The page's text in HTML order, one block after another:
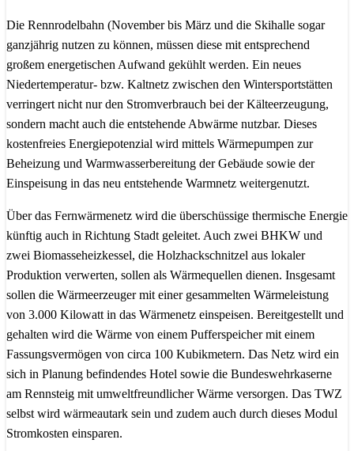
Die Rennrodelbahn (November bis März und die Skihalle sogar
ganzjährig nutzen zu können, müssen diese mit entsprechend
großem energetischen Aufwand gekühlt werden. Ein neues
Niedertemperatur- bzw. Kaltnetz zwischen den Wintersportstätten
verringert nicht nur den Stromverbrauch bei der Kälteerzeugung,
sondern macht auch die entstehende Abwärme nutzbar. Dieses
kostenfreies Energiepotenzial wird mittels Wärmepumpen zur
Beheizung und Warmwasserbereitung der Gebäude sowie der
Einspeisung in das neu entstehende Warmnetz weitergenutzt.
Über das Fernwärmenetz wird die überschüssige thermische Energie
künftig auch in Richtung Stadt geleitet. Auch zwei BHKW und
zwei Biomasseheizkessel, die Holzhackschnitzel aus lokaler
Produktion verwerten, sollen als Wärmequellen dienen. Insgesamt
sollen die Wärmeerzeuger mit einer gesammelten Wärmeleistung
von 3.000 Kilowatt in das Wärmenetz einspeisen. Bereitgestellt und
gehalten wird die Wärme von einem Pufferspeicher mit einem
Fassungsvermögen von circa 100 Kubikmetern. Das Netz wird ein
sich in Planung befindendes Hotel sowie die Bundeswehrkaserne
am Rennsteig mit umweltfreundlicher Wärme versorgen. Das TWZ
selbst wird wärmeautark sein und zudem auch durch dieses Modul
Stromkosten einsparen.